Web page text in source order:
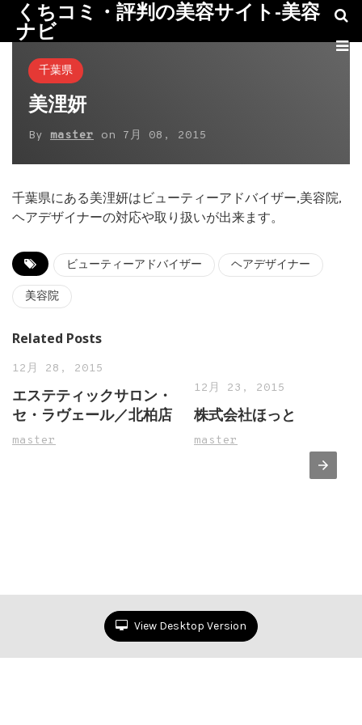
くちコミ・評判の美容サイト-美容
ナビ
千葉県
美浬妍
By master on 7月 08, 2015
千葉県にある美浬妍はビューティーアドバイザー,美容院,
ヘアデザイナーの対応や取り扱いが出来ます。
ビューティーアドバイザー ヘアデザイナー
美容院
Related Posts
12月 28, 2015
エステティックサロン・
セ・ラヴェール／北柏店
master
12月 23, 2015
株式会社ほっと
master
View Desktop Version